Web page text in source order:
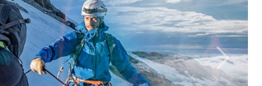
Next